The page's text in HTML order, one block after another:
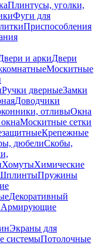
Плинтусы, уголки,
Фуги для
Приспособления
и аркиДвери
Москитные
Ручки дверныеЗамки
Доводчики
отливыОкна
Москитные сетки
Крепежные
дюбелиСкобы,
ХомутыХимические
Пружины
Декоративный
Армирующие
Экраны для
системыПотолочные